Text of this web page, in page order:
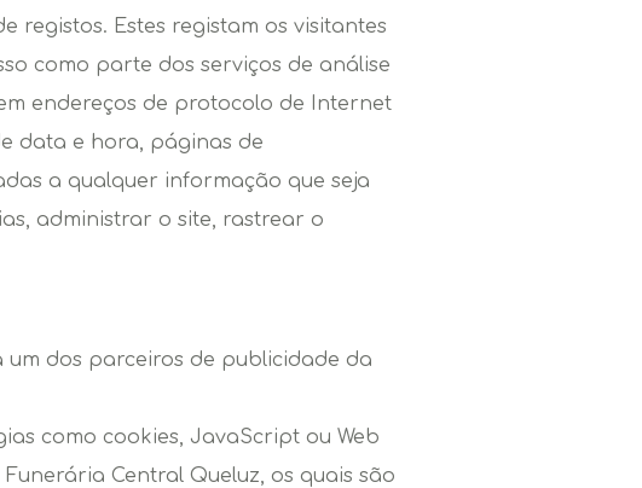
registos. Estes registam os visitantes
como parte dos serviços de análise
endereços de protocolo de Internet
data e hora, páginas de
a qualquer informação que seja
administrar o site, rastrear o
dos parceiros de publicidade da
como cookies, JavaScript ou Web
Central Queluz, os quais são